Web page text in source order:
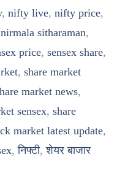
, nifty live, nifty price,
nirmala sitharaman,
price, sensex share,
, share market
market news,
sensex, share
market latest update,
,निफ्टी,शेयर बाजार